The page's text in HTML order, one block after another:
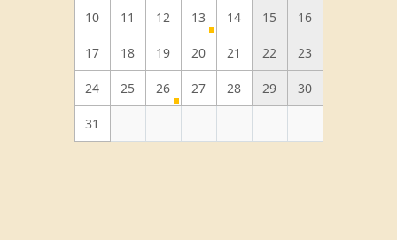
10 11 12 13 14 15 16
17 18 19 20 21 22 23
24 25 26 27 28 29 30
31